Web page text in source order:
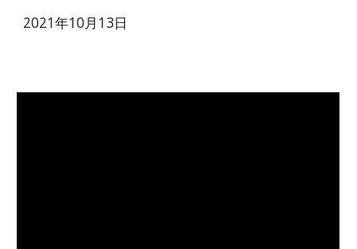
2021年10月13日